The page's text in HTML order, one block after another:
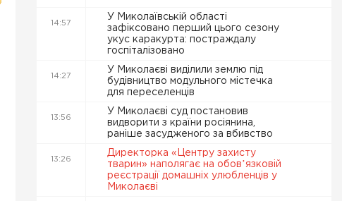
14:57
У Миколаївській області
зафіксовано перший цього сезону
укус каракурта: постраждалу
госпіталізовано
14:27
У Миколаєві виділили землю під
будівництво модульного містечка
для переселенців
13:56
У Миколаєві суд постановив
видворити з країни росіянина,
раніше засудженого за вбивство
13:26
Директорка «Центру захисту
тварин» наполягає на обовʼязковій
реєстрації домашніх улюбленців у
Миколаєві